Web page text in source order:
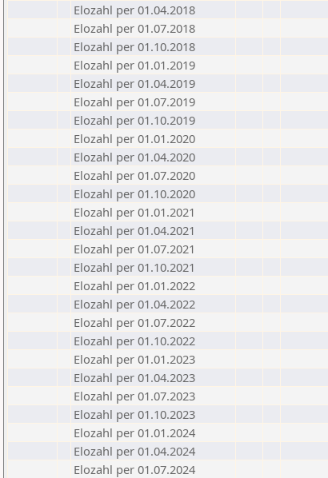
Elozahl per 01.04.2018
Elozahl per 01.07.2018
Elozahl per 01.10.2018
Elozahl per 01.01.2019
Elozahl per 01.04.2019
Elozahl per 01.07.2019
Elozahl per 01.10.2019
Elozahl per 01.01.2020
Elozahl per 01.04.2020
Elozahl per 01.07.2020
Elozahl per 01.10.2020
Elozahl per 01.01.2021
Elozahl per 01.04.2021
Elozahl per 01.07.2021
Elozahl per 01.10.2021
Elozahl per 01.01.2022
Elozahl per 01.04.2022
Elozahl per 01.07.2022
Elozahl per 01.10.2022
Elozahl per 01.01.2023
Elozahl per 01.04.2023
Elozahl per 01.07.2023
Elozahl per 01.10.2023
Elozahl per 01.01.2024
Elozahl per 01.04.2024
Elozahl per 01.07.2024